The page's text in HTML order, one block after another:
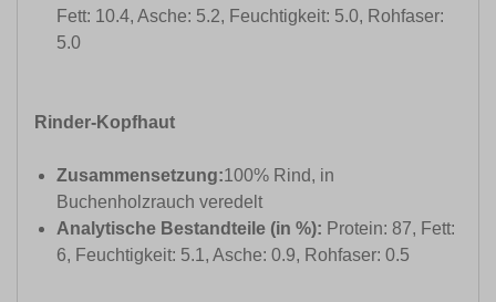
Fett: 10.4, Asche: 5.2, Feuchtigkeit: 5.0, Rohfaser:
5.0
Rinder-Kopfhaut
Zusammensetzung:100% Rind, in
Buchenholzrauch veredelt
Analytische Bestandteile (in %): Protein: 87, Fett:
6, Feuchtigkeit: 5.1, Asche: 0.9, Rohfaser: 0.5